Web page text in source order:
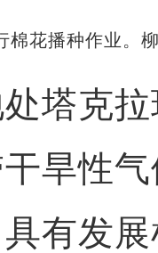
棉花播种作业。
克拉
旱性
有发